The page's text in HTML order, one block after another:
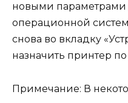
новыми параметрами
операционной
снова во вкладку
назначить принтер
Примечание: В